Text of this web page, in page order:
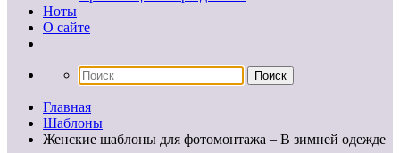
Ноты
О сайте
Главная
Шаблоны
Женские шаблоны для фотомонтажа – В зимней одежде